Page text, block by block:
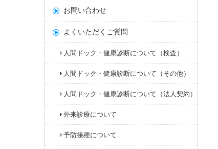
お問い合わせ
よくいただくご質問
人間ドック・健康診断について（検査）
人間ドック・健康診断について（その他）
人間ドック・健康診断について（法人契約）
外来診療について
予防接種について